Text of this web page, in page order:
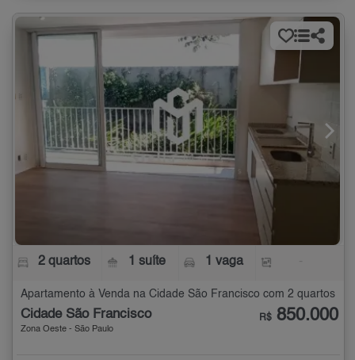
2 quartos 1 suíte 1 vaga
Apartamento à Venda na Cidade São Francisco com 2 quartos
Cidade São Francisco
Zona Oeste - São Paulo
R$ 850.000